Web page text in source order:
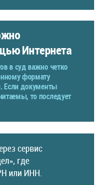
Интернета
в суд важно четко
формату
Если документы
то последует
сервис
где
или ИНН.